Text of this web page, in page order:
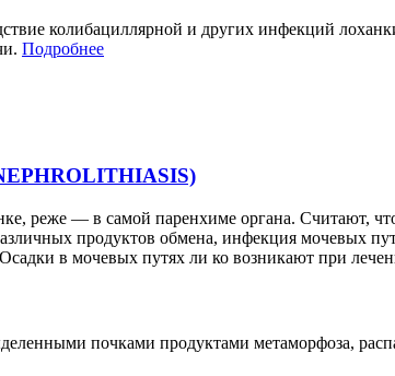
колибациллярной и других инфекций
Подробнее
реже — в самой паренхиме органа. Считают,
продуктов обмена, инфекция мочевых
в мочевых путях ли ко возникают при
почками продуктами метаморфоза,